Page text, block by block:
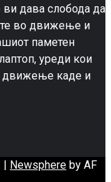
дава слобода да
во движење и
паметен
уреди кои
движење каде и
Newsphere by AF